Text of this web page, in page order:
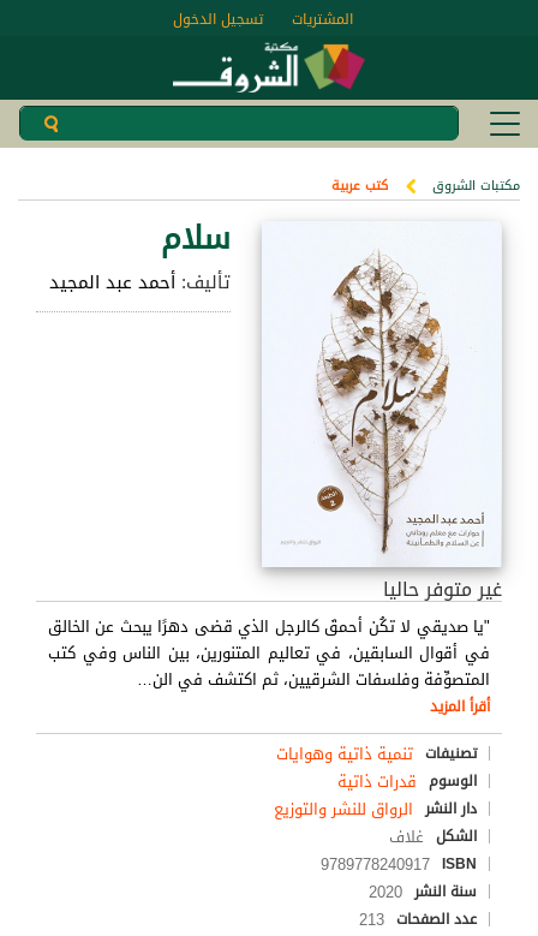
تسجيل الدخول المشتريات
مكتبات الشروق كتب عربية
سلام
تأليف:أحمد عبد المجيد
غير متوفر حاليا
"يا صديقي لا تكُن أحمقَ كالرجل الذي قضى دهرًا يبحث عن الخالق
في أقوال السابقين، في تعاليم المتنورين، بين الناس وفي كتب
المتصوِّفة وفلسفات الشرقيين، ثم اكتشف في الن…
أقرأ المزيد
تصنيفات تنمية ذاتية وهوايات
الوسوم قدرات ذاتية
دار النشر الرواق للنشر والتوزيع
الشكل غلاف
ISBN
9789778240917
سنة النشر 2020
عدد الصفحات 213